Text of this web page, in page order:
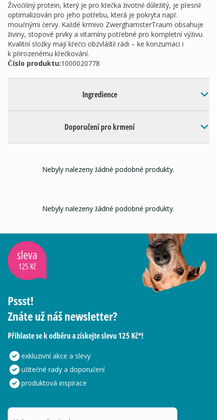
Živočišný protein, který je pro křečka životně důležitý, je přesně
optimalizován pro jeho potřebu, která je pokryta např.
moučnými červy. Každé krmivo ZwerghamsterTraum obsahuje
živiny, stopové prvky a vitamíny potřebné pro kompletní výživu.
Kvalitní složky mají křečci obzvláště rádi – ke konzumaci i
k přirozenému křečkování.
Číslo produktu:1000020778
Ingredience
Doporučení pro krmení
Nebyly nalezeny žádné podobné produkty.
Nebyly nalezeny žádné podobné produkty.
sleva
125 Kč
Pssst!
Znáte už náš newsletter?
Přihlaste se k odběru a získejte slevu 125 Kč*!
exkluzivní akce a slevy
užitečné rady a doporučení
produktová inspirace
Vaše e-mailová adresa